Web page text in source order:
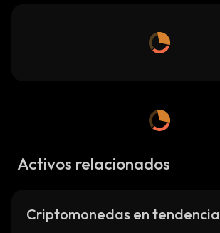
Activos relacionados
Criptomonedas en tendencia